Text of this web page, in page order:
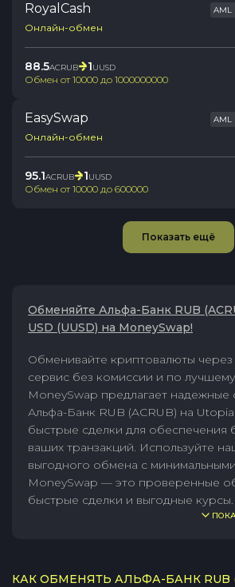
RoyalCash AML
Онлайн-обмен
88.5ACRUB 1UUSD
Обмен от10000 до 1000000000
EasySwap AML
Онлайн-обмен
95.1ACRUB 1UUSD
Обмен от10000 до 600000
Показать ещё
Обменяйте Альфа-Банк RUB
USD (UUSD) на MoneySwap!
Обменивайте криптовалюты
сервис без комиссии и по
MoneySwap предлагает
Альфа-Банк RUB (ACRUB) на
быстрые сделки для обеспечения
ваших транзакций. Используйте
выгодного обмена с
MoneySwap — это проверенные
быстрые сделки и выгодные курсы.
КАК ОБМЕНЯТЬ АЛЬФА-БАНК RUB